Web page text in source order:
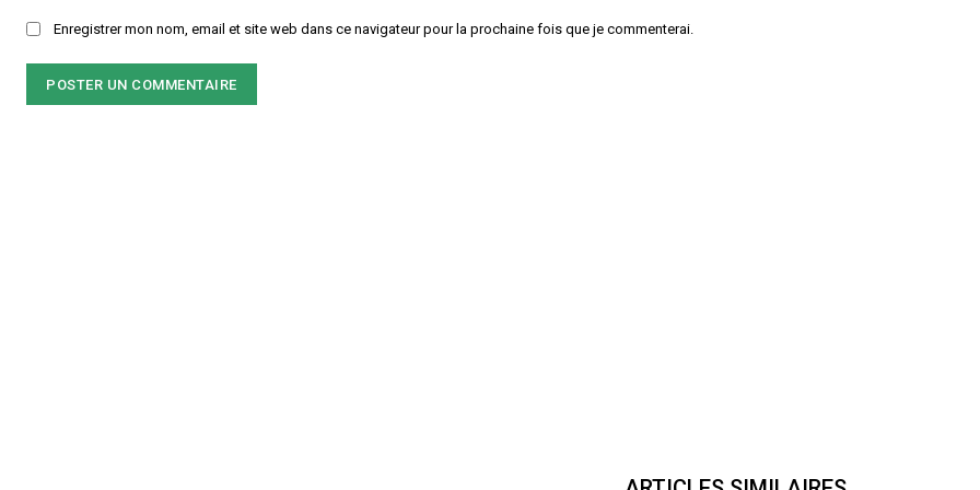
Enregistrer mon nom, email et site web dans ce navigateur pour la prochaine fois que je commenterai.